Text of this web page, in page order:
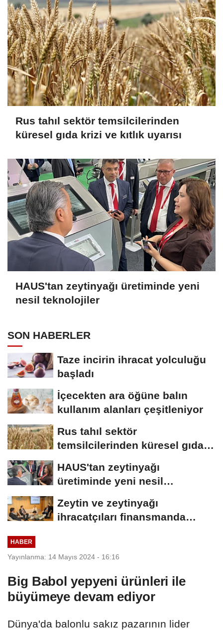
Rus tahıl sektör temsilcilerinden
küresel gıda krizi ve kıtlık uyarısı
HAUS'tan zeytinyağı üretiminde yeni
nesil teknolojiler
SON HABERLER
Taze incirin ihracat yolculuğu
başladı
İçecekten ara öğüne balın
kullanım alanları çeşitleniyor
Rus tahıl sektör
temsilcilerinden küresel gıda
HAUS'tan zeytinyağı
üretiminde yeni nesil
Zeytin ve zeytinyağı
ihracatçıları finansmanda
HABER
Yayınlanma: 14 Mayıs 2024 - 16:16
Big Babol yepyeni ürünleri ile
büyümeye devam ediyor
Dünya'da balonlu sakız pazarının lider